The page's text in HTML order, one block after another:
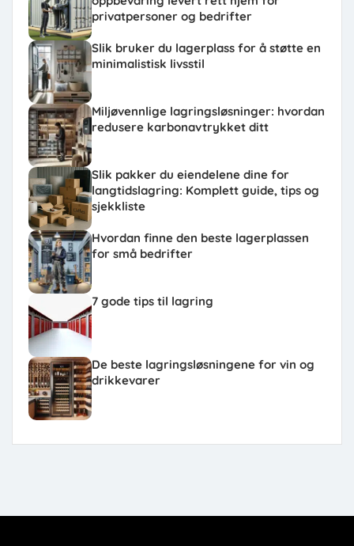
privatpersoner og bedrifter
Slik bruker du lagerplass for å støtte en
minimalistisk livsstil
Miljøvennlige lagringsløsninger: hvordan
redusere karbonavtrykket ditt
Slik pakker du eiendelene dine for
langtidslagring: Komplett guide, tips og
sjekkliste
Hvordan finne den beste lagerplassen
for små bedrifter
7 gode tips til lagring
De beste lagringsløsningene for vin og
drikkevarer